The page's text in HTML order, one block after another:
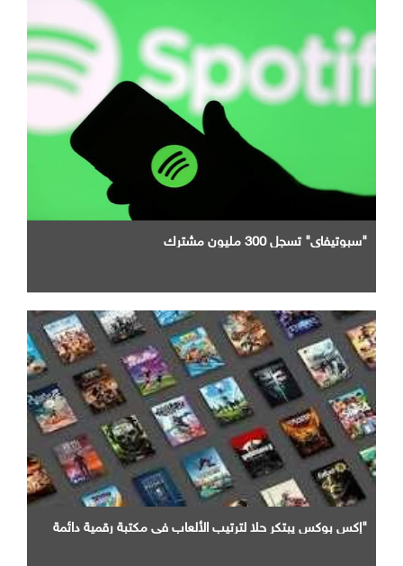
"سبوتيفاي" تسجل 300 مليون مشترك
"إكس بوكس يبتكر حلا لترتيب الألعاب في مكتبة رقمية دائمة